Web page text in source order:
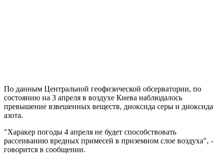
По данным Центральной геофизической обсерватории, по
состоянию на 3 апреля в воздухе Киева наблюдалось
превышение взвешенных веществ, диоксида серы и диоксида
азота.
"Харакер погоды 4 апреля не будет способствовать
рассеиванию вредных примесей в приземном слое воздуха", -
говорится в сообщении.